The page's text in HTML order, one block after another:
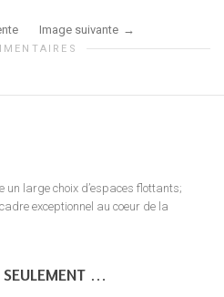
Image suivante
un large choix d’espaces flottants;
exceptionnel au coeur de la
SEULEMENT …